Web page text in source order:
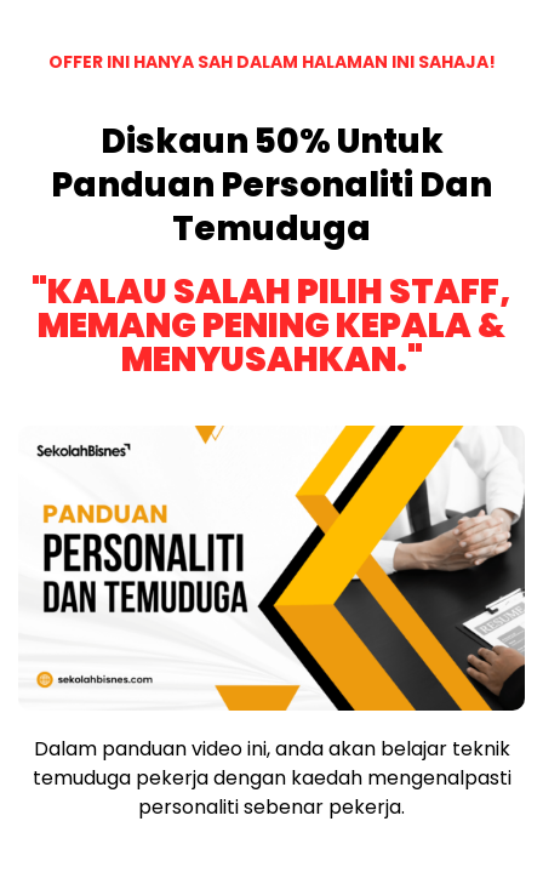
OFFER INI HANYA SAH DALAM HALAMAN INI SAHAJA!
Diskaun 50% Untuk
Panduan Personaliti Dan
Temuduga
"KALAU SALAH PILIH STAFF,
MEMANG PENING KEPALA &
MENYUSAHKAN."
Dalam panduan video ini, anda akan belajar teknik
temuduga pekerja dengan kaedah mengenalpasti
personaliti sebenar pekerja.